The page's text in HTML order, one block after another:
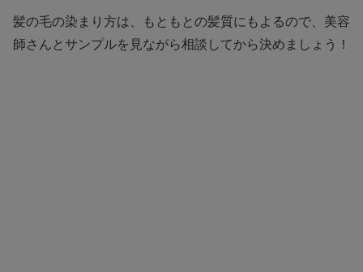
髪の毛の染まり方は、もともとの髪質にもよるので、美容
師さんとサンプルを見ながら相談してから決めましょう！